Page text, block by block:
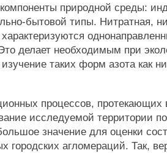
природной среды:
бытовой типы. Нитратная,
делает необходимым при
таких форм азота как
процессов, протекающих
исследуемой территории
значение для оценки
городских агломераций. Так,